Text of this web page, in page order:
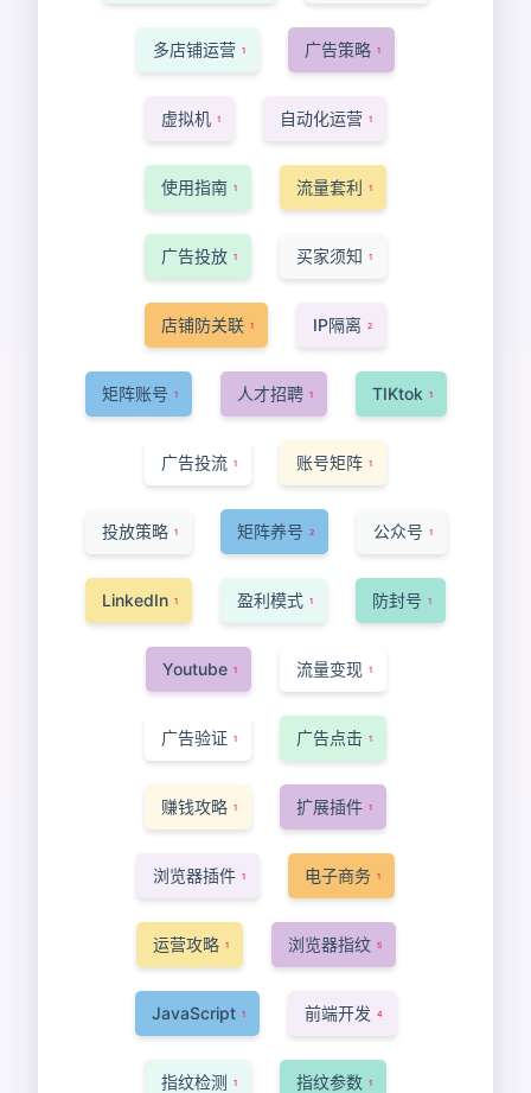
多店铺运营 1 广告策略 1
虚拟机 1 自动化运营 1
使用指南 1 流量套利 1
广告投放 1 买家须知 1
店铺防关联 1 IP隔离 2
矩阵账号 1 人才招聘 1 TIKtok 1
广告投流 1 账号矩阵 1
投放策略 1 矩阵养号 2 公众号 1
LinkedIn 1 盈利模式 1 防封号 1
Youtube 1 流量变现 1
广告验证 1 广告点击 1
赚钱攻略 1 扩展插件 1
浏览器插件 1 电子商务 1
运营攻略 1 浏览器指纹 5
JavaScript 1 前端开发 4
指纹检测 1 指纹参数 1